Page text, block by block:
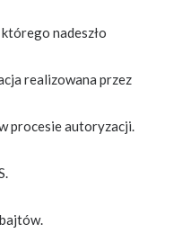
nadeszło
realizowana przez
procesie autoryzacji.